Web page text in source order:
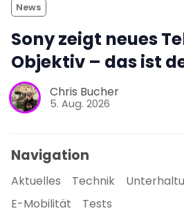
News
Sony zeigt neues
Objektiv – das ist
Chris Bucher
5. Aug. 2026
Navigation
Aktuelles Technik
E-Mobilität
Tests